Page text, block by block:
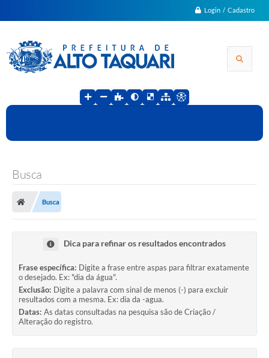
Login / Cadastro
Busca
Busca
Dica para refinar os resultados encontrados
Frase específica: Digite a frase entre aspas para filtrar exatamente
o desejado. Ex: "dia da água".
Exclusão: Digite a palavra com sinal de menos (-) para excluir
resultados com a mesma. Ex: dia da -agua.
Datas: As datas consultadas na pesquisa são de Criação /
Alteração do registro.